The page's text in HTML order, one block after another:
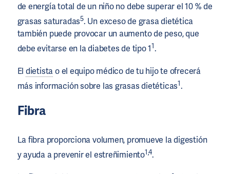
de energía total de un niño no debe superar el 10 % de
grasas saturadas5. Un exceso de grasa dietética
también puede provocar un aumento de peso, que
debe evitarse en la diabetes de tipo 11.
El dietistao el equipo médico de tu hijo te ofrecerá
más información sobre las grasas dietéticas1.
Fibra
La fibra proporciona volumen, promueve la digestión
y ayuda a prevenir el estreñimiento1,4.